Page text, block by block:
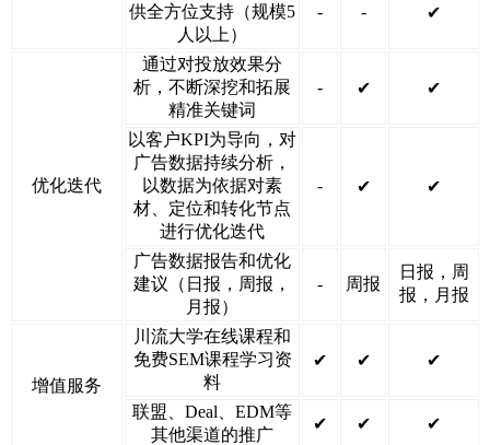
供全方位支持（规模5
人以上）
- - ✔
优化迭代
通过对投放效果分
析，不断深挖和拓展
精准关键词
- ✔ ✔
以客户KPI为导向，对
广告数据持续分析，
以数据为依据对素
材、定位和转化节点
进行优化迭代
- ✔ ✔
广告数据报告和优化
建议（日报，周报，
月报）
- 周报
日报，周
报，月报
增值服务
川流大学在线课程和
免费SEM课程学习资
料
✔ ✔ ✔
联盟、Deal、EDM等
其他渠道的推广
✔ ✔ ✔